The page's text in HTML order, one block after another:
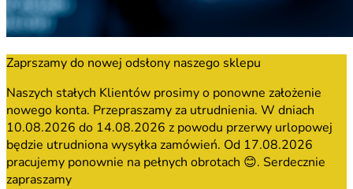
Zaprszamy do nowej odsłony naszego sklepu
Naszych stałych Klientów prosimy o ponowne założenie
nowego konta. Przepraszamy za utrudnienia. W dniach
10.08.2026 do 14.08.2026 z powodu przerwy urlopowej
będzie utrudniona wysyłka zamówień. Od 17.08.2026
pracujemy ponownie na pełnych obrotach 😊. Serdecznie
zapraszamy